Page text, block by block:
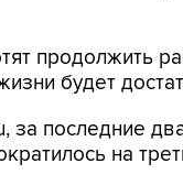
продолжить
будет
последние
на